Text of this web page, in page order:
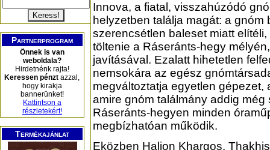
Partnerprogram
Önnek is van
weboldala?
Hirdetnénk rajta!
Keressen pénzt azzal,
hogy kirakja
bannerünket!
Kattintson a
részletekért!
Termékajánlat
Innova, a fiatal, visszahúzódó
helyzetben találja magát: a gnóm
szerencsétlen baleset miatt
töltenie a Ráseránts-hegy
javításával. Ezalatt hihetetlen
nemsokára az egész
megváltoztatja egyetlen gépezet,
amire gnóm találmány addig még
Ráseránts-hegyen minden
megbízhatóan működik.
Eközben Halion Khargos,